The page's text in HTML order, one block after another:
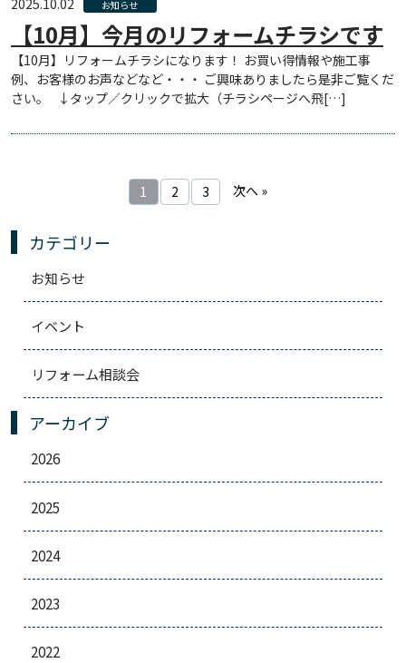
お知らせ
【10月】今月のリフォームチラシです
【10月】リフォームチラシになります！ お買い得情報や施工事
例、お客様のお声などなど・・・ ご興味ありましたら是非ご覧くだ
さい。 ↓タップ／クリックで拡大（チラシページへ飛[…]
1 2 3 次へ »
カテゴリー
お知らせ
イベント
リフォーム相談会
アーカイブ
2026
2025
2024
2023
2022